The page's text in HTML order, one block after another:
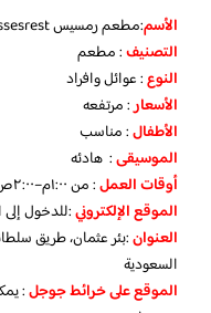
الأسم:مطعم رمسيس ramessesrest
التصنيف: مطعم
النوع: عوائل وافراد
الأسعار: مرتفعه
الأطفال: مناسب
الموسيقى: هادئه
أوقات العمل: من ١:٠٠م–٢:٠٠ص
الموقع الإلكتروني:للدخول إلى
العنوان:بئر عثمان، طريق
السعودية
الموقع على خرائط جوجل: